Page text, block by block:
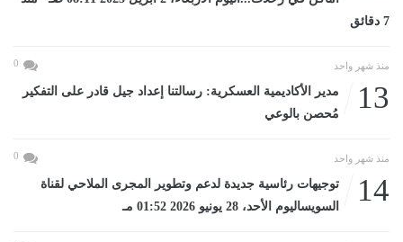
7 دقائق
منذ شهر واحد 0
13
مدير الأكاديمية العسكرية: رسالتنا إعداد جيل قادر على التفكير
مُحصن بالوعي
منذ شهر واحد 0
14
توجيهات رئاسية جديدة لدعم وتطوير المجرى الملاحي لقناة
السويساليوم الأحد، 28 يونيو 2026 01:52 مـ